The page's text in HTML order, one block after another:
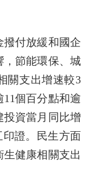
付放緩和國企
，節能環保、城
關支出增速較3
11個百分點和逾
投資當月同比增
證。民生方面
健康相關支出